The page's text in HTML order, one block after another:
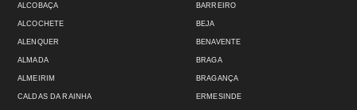
ALCOBAÇA
ALCOCHETE
ALENQUER
ALMADA
ALMEIRIM
BARREIRO
BEJA
BENAVENTE
BRAGA
BRAGANÇA
CALDAS DA RAINHA ERMESINDE